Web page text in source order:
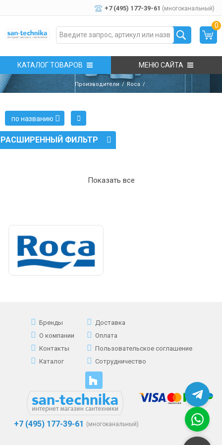
+7 (495) 177-39-61 (многоканальный)
0
КАТАЛОГ ТОВАРОВ МЕНЮ САЙТА
Производители Roca
РАСШИРЕННЫЙ ФИЛЬТР
по названию
Показать все
Бренды
О компании
Контакты
Каталог
Доставка
Оплата
Пользовательское соглашение
Сотрудничество
+7 (495) 177-39-61 (многоканальный)